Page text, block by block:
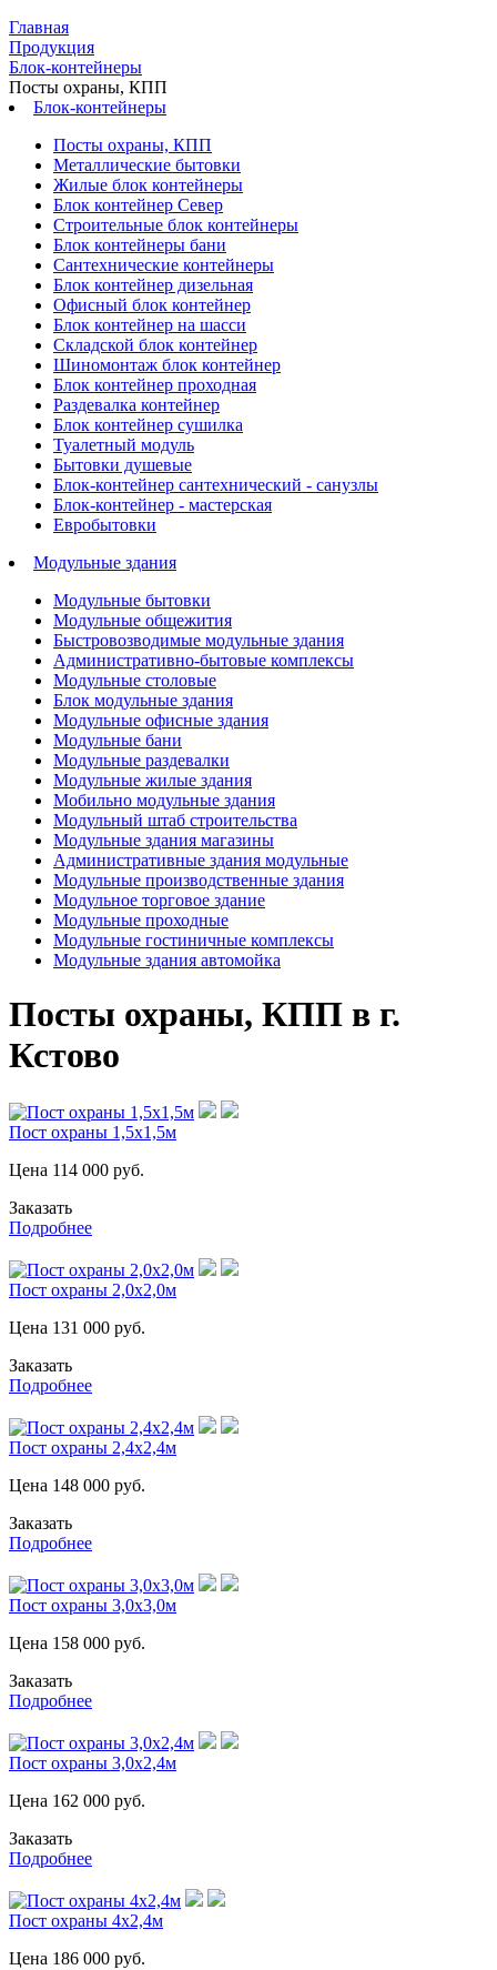
Главная
Продукция
Блок-контейнеры
Посты охраны, КПП
Блок-контейнеры
Посты охраны, КПП
Металлические бытовки
Жилые блок контейнеры
Блок контейнер Север
Строительные блок контейнеры
Блок контейнеры бани
Сантехнические контейнеры
Блок контейнер дизельная
Офисный блок контейнер
Блок контейнер на шасси
Складской блок контейнер
Шиномонтаж блок контейнер
Блок контейнер проходная
Раздевалка контейнер
Блок контейнер сушилка
Туалетный модуль
Бытовки душевые
Блок-контейнер сантехнический - санузлы
Блок-контейнер - мастерская
Евробытовки
Модульные здания
Модульные бытовки
Модульные общежития
Быстровозводимые модульные здания
Административно-бытовые комплексы
Модульные столовые
Блок модульные здания
Модульные офисные здания
Модульные бани
Модульные раздевалки
Модульные жилые здания
Мобильно модульные здания
Модульный штаб строительства
Модульные здания магазины
Административные здания модульные
Модульные производственные здания
Модульное торговое здание
Модульные проходные
Модульные гостиничные комплексы
Модульные здания автомойка
Посты охраны, КПП в г.
Кстово
Пост охраны 1,5х1,5м
Цена 114 000 руб.
Заказать
Подробнее
Пост охраны 2,0х2,0м
Цена 131 000 руб.
Заказать
Подробнее
Пост охраны 2,4х2,4м
Цена 148 000 руб.
Заказать
Подробнее
Пост охраны 3,0х3,0м
Цена 158 000 руб.
Заказать
Подробнее
Пост охраны 3,0х2,4м
Цена 162 000 руб.
Заказать
Подробнее
Пост охраны 4х2,4м
Цена 186 000 руб.